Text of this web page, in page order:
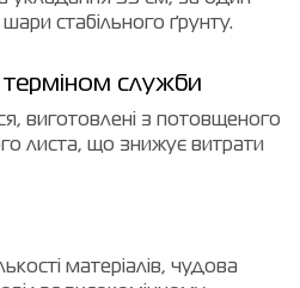
стабільного ґрунту.
служби
виготовлені з потовщеного
листа, що знижує витрати
матеріалів, чудова